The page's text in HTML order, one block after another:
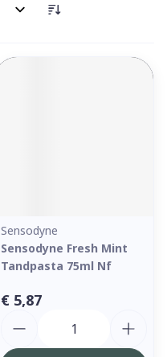
Sensodyne
Sensodyne Fresh Mint
Tandpasta 75ml Nf
€ 5,87